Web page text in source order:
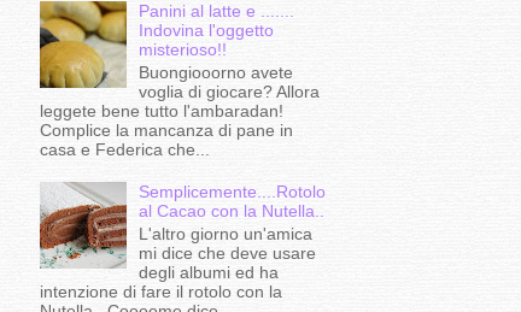
Panini al latte e .......
Indovina l'oggetto
misterioso!!
Buongiooorno avete
voglia di giocare? Allora
leggete bene tutto l'ambaradan!
Complice la mancanza di pane in
casa e Federica che...
Semplicemente....Rotolo
al Cacao con la Nutella..
L'altro giorno un'amica
mi dice che deve usare
degli albumi ed ha
intenzione di fare il rotolo con la